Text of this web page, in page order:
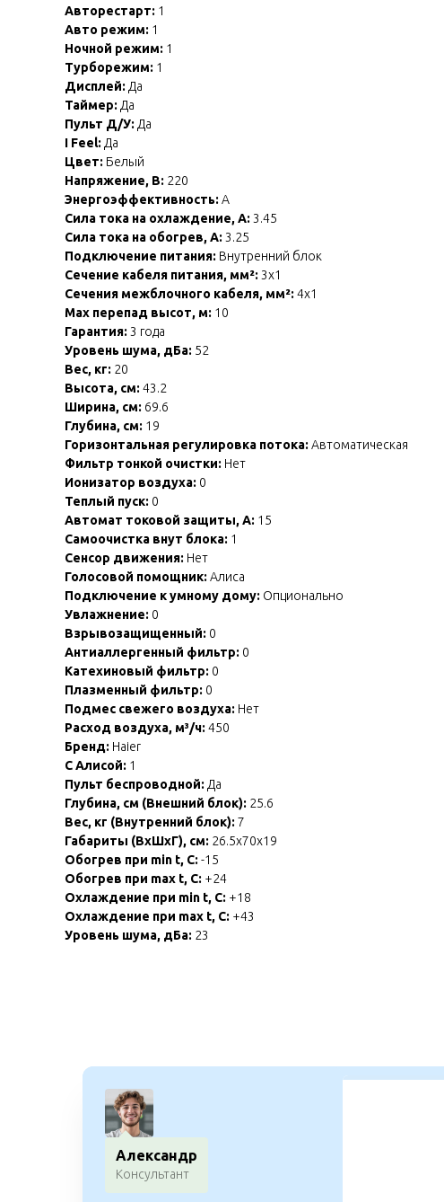
Авторестарт: 1
Авто режим: 1
Ночной режим: 1
Турборежим: 1
Дисплей: Да
Таймер: Да
Пульт Д/У: Да
I Feel: Да
Цвет: Белый
Напряжение, В: 220
Энергоэффективность: A
Сила тока на охлаждение, А: 3.45
Сила тока на обогрев, А: 3.25
Подключение питания: Внутренний блок
Сечение кабеля питания, мм²: 3x1
Сечения межблочного кабеля, мм²: 4x1
Max перепад высот, м: 10
Гарантия: 3 года
Уровень шума, дБа: 52
Вес, кг: 20
Высота, см: 43.2
Ширина, см: 69.6
Глубина, см: 19
Горизонтальная регулировка потока: Автоматическая
Фильтр тонкой очистки: Нет
Ионизатор воздуха: 0
Теплый пуск: 0
Автомат токовой защиты, А: 15
Самоочистка внут блока: 1
Сенсор движения: Нет
Голосовой помощник: Алиса
Подключение к умному дому: Опционально
Увлажнение: 0
Взрывозащищенный: 0
Антиаллергенный фильтр: 0
Катехиновый фильтр: 0
Плазменный фильтр: 0
Подмес свежего воздуха: Нет
Расход воздуха, м³/ч: 450
Бренд: Haier
С Алисой: 1
Пульт беспроводной: Да
Глубина, см (Внешний блок): 25.6
Вес, кг (Внутренний блок): 7
Габариты (ВхШхГ), см: 26.5x70x19
Обогрев при min t, C: -15
Обогрев при max t, C: +24
Охлаждение при min t, С: +18
Охлаждение при max t, C: +43
Уровень шума, дБа: 23
Александр
Консультант